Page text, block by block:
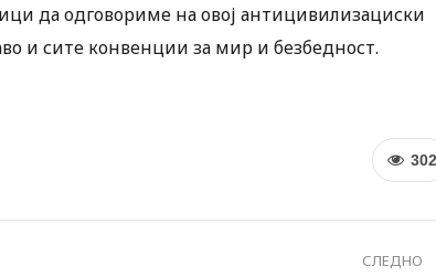
да одговориме на овој антицивилизациски
и сите конвенции за мир и безбедност.
302
СЛЕДНО